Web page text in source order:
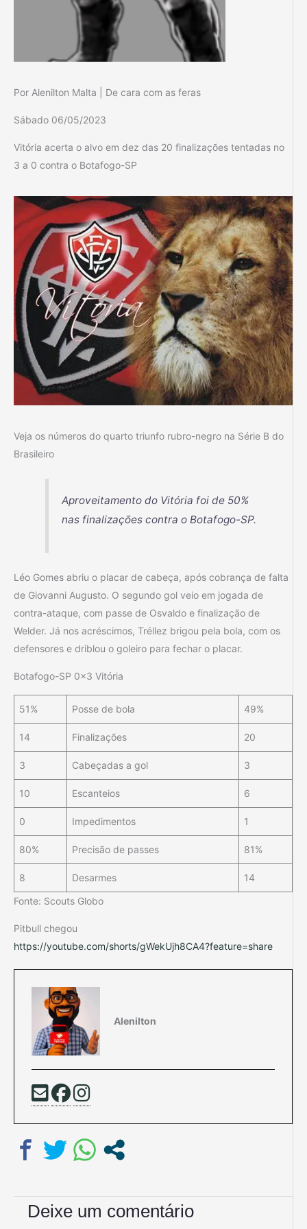
Por Alenilton Malta | De cara com as feras
Sábado 06/05/2023
Vitória acerta o alvo em dez das 20 finalizações tentadas no
3 a 0 contra o Botafogo-SP
Veja os números do quarto triunfo rubro-negro na Série B do
Brasileiro
Aproveitamento do Vitória foi de 50%
nas finalizações contra o Botafogo-SP.
Léo Gomes abriu o placar de cabeça, após cobrança de falta
de Giovanni Augusto. O segundo gol veio em jogada de
contra-ataque, com passe de Osvaldo e finalização de
Welder. Já nos acréscimos, Tréllez brigou pela bola, com os
defensores e driblou o goleiro para fechar o placar.
Botafogo-SP 0x3 Vitória
51% Posse de bola 49%
14 Finalizações 20
3 Cabeçadas a gol 3
10 Escanteios 6
0 Impedimentos 1
80% Precisão de passes 81%
8 Desarmes
14
Fonte: Scouts Globo
Pitbull chegou
https://youtube.com/shorts/gWekUjh8CA4?feature=share
Alenilton
Deixe um comentário